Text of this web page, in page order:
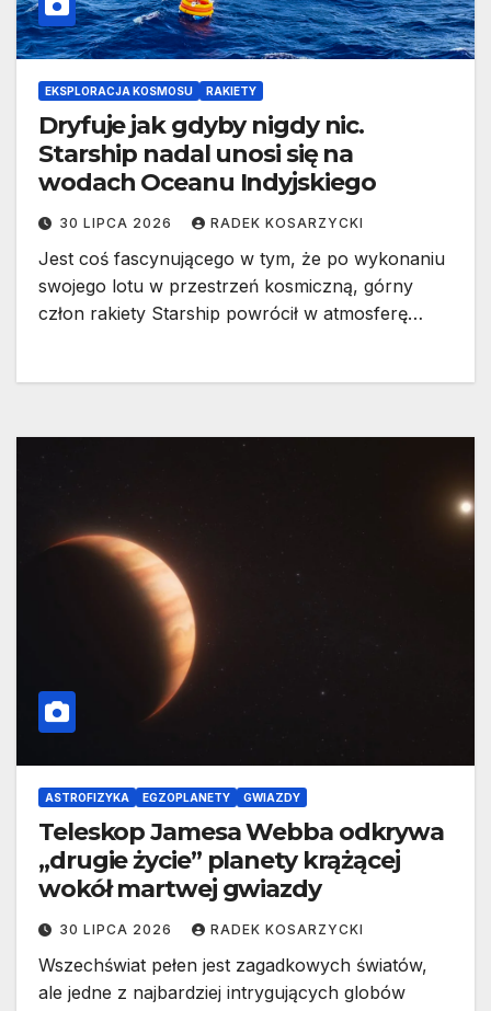
EKSPLORACJA KOSMOSU RAKIETY
Dryfuje jak gdyby nigdy nic.
Starship nadal unosi się na
wodach Oceanu Indyjskiego
30 LIPCA 2026 RADEK KOSARZYCKI
Jest coś fascynującego w tym, że po wykonaniu
swojego lotu w przestrzeń kosmiczną, górny
człon rakiety Starship powrócił w atmosferę…
ASTROFIZYKA EGZOPLANETY GWIAZDY
Teleskop Jamesa Webba odkrywa
„drugie życie” planety krążącej
wokół martwej gwiazdy
30 LIPCA 2026 RADEK KOSARZYCKI
Wszechświat pełen jest zagadkowych światów,
ale jedne z najbardziej intrygujących globów